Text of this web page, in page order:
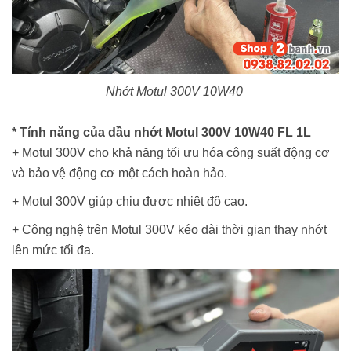
Nhớt Motul 300V 10W40
* Tính năng của dầu nhớt Motul 300V 10W40 FL 1L
+ Motul 300V cho khả năng tối ưu hóa công suất động cơ
và bảo vệ động cơ một cách hoàn hảo.
+ Motul 300V giúp chịu được nhiệt độ cao.
+ Công nghệ trên Motul 300V kéo dài thời gian thay nhớt
lên mức tối đa.